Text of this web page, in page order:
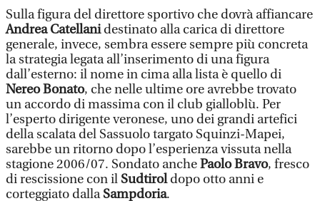
Sulla figura del direttore sportivo che dovrà affiancare
Andrea Catellanidestinato alla carica di direttore
generale, invece, sembra essere sempre più concreta
la strategia legata all’inserimento di una figura
dall’esterno: il nome in cima alla lista è quello di
Nereo Bonato, che nelle ultime ore avrebbe trovato
un accordo di massima con il club gialloblù. Per
l’esperto dirigente veronese, uno dei grandi artefici
della scalata del Sassuolo targato Squinzi-Mapei,
sarebbe un ritorno dopo l’esperienza vissuta nella
stagione 2006/07. Sondato anchePaolo Bravo, fresco
di rescissione con il Sudtiroldopo otto anni e
corteggiato dallaSampdoria.